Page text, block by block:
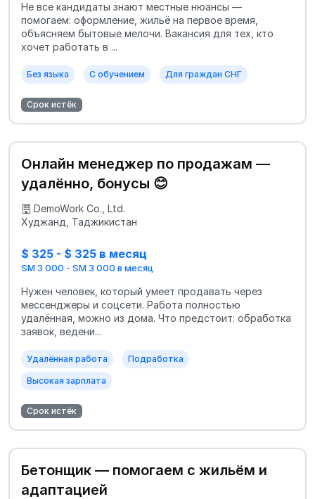
Не все кандидаты знают местные нюансы —
помогаем: оформление, жильё на первое время,
объясняем бытовые мелочи. Вакансия для тех, кто
хочет работать в ...
Без языка С обучением Для граждан СНГ
Срок истёк
Онлайн менеджер по продажам —
удалённо, бонусы 😊
DemoWork Co., Ltd.
Худжанд, Таджикистан
$ 325 - $ 325 в месяц
SM 3 000 - SM 3 000 в месяц
Нужен человек, который умеет продавать через
мессенджеры и соцсети. Работа полностью
удалённая, можно из дома. Что предстоит: обработка
заявок, ведени...
Удалённая работа Подработка
Высокая зарплата
Срок истёк
Бетонщик — помогаем с жильём и
адаптацией